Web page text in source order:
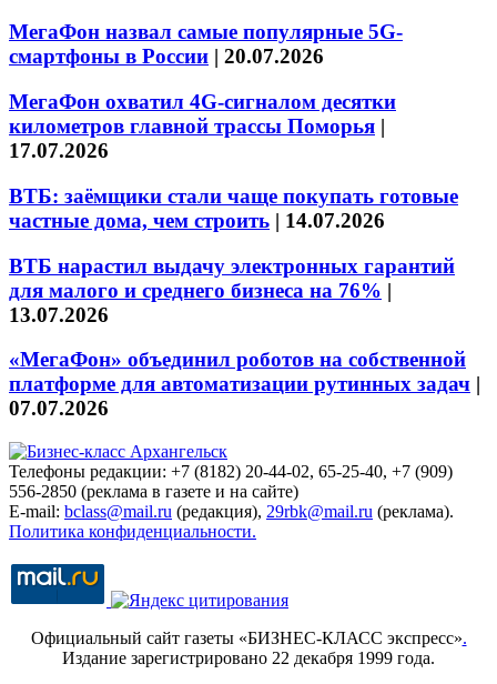
МегаФон назвал самые популярные 5G-
смартфоны в России | 20.07.2026
МегаФон охватил 4G-сигналом десятки
километров главной трассы Поморья |
17.07.2026
ВТБ: заёмщики стали чаще покупать готовые
частные дома, чем строить | 14.07.2026
ВТБ нарастил выдачу электронных гарантий
для малого и среднего бизнеса на 76% |
13.07.2026
«МегаФон» объединил роботов на собственной
платформе для автоматизации рутинных задач |
07.07.2026
Телефоны редакции: +7 (8182) 20-44-02, 65-25-40, +7 (909)
556-2850 (реклама в газете и на сайте)
E-mail: bclass@mail.ru (редакция), 29rbk@mail.ru (реклама).
Политика конфиденциальности.
Официальный сайт газеты «БИЗНЕС-КЛАСС экспресс».
Издание зарегистрировано 22 декабря 1999 года.